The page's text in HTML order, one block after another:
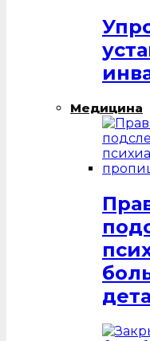
Медицина